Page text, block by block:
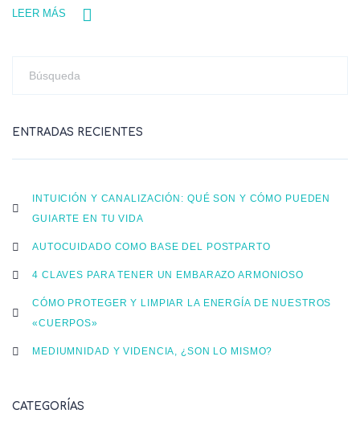
LEER MÁS
ENTRADAS RECIENTES
INTUICIÓN Y CANALIZACIÓN: QUÉ SON Y CÓMO PUEDEN
GUIARTE EN TU VIDA
AUTOCUIDADO COMO BASE DEL POSTPARTO
4 CLAVES PARA TENER UN EMBARAZO ARMONIOSO
CÓMO PROTEGER Y LIMPIAR LA ENERGÍA DE NUESTROS
«CUERPOS»
MEDIUMNIDAD Y VIDENCIA, ¿SON LO MISMO?
CATEGORÍAS